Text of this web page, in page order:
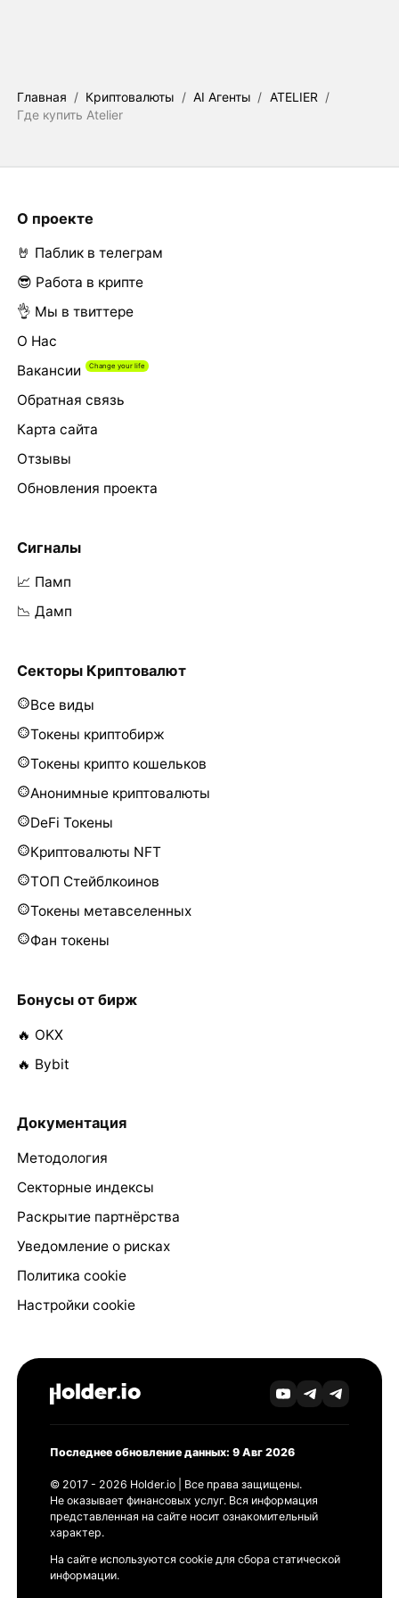
Главная / Криптовалюты / AI Агенты / ATELIER /
Где купить Atelier
О проекте
🤘 Паблик в телеграм
😎 Работа в крипте
👌 Мы в твиттере
О Нас
Вакансии
Обратная связь
Карта сайта
Отзывы
Обновления проекта
Сигналы
📈 Памп
📉 Дамп
Секторы Криптовалют
Все виды
Токены криптобирж
Токены крипто кошельков
Анонимные криптовалюты
DeFi Токены
Криптовалюты NFT
ТОП Стейблкоинов
Токены метавселенных
Фан токены
Бонусы от бирж
🔥 OKX
🔥 Bybit
Документация
Методология
Секторные индексы
Раскрытие партнёрства
Уведомление о рисках
Политика cookie
Настройки cookie
Последнее обновление данных: 9 Авг 2026
© 2017 - 2026 Holder.io | Все права защищены.
Не оказывает финансовых услуг. Вся информация
представленная на сайте носит ознакомительный
характер.
На сайте используются cookie для сбора статической
информации.